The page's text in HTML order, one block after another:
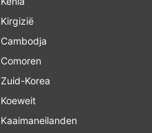
Kirgizië
Cambodja
Comoren
Zuid-Korea
Koeweit
Kaaimaneilanden